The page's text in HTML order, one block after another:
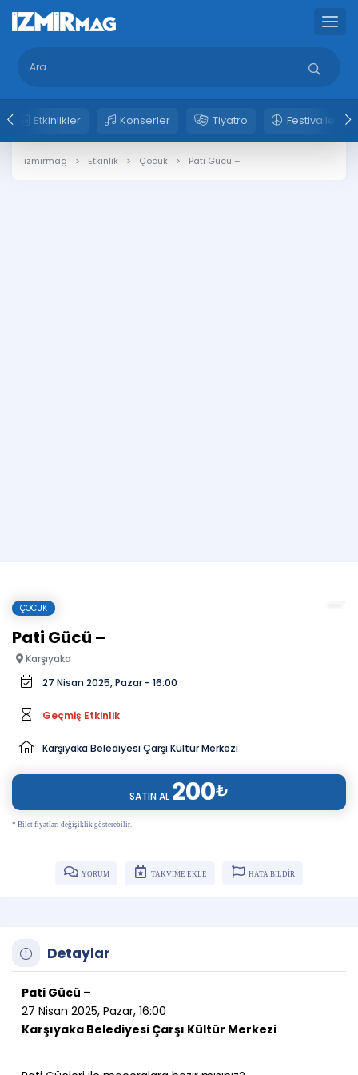
Etkinlikler Konserler Tiyatro Festivaller
izmirmag Etkinlik Çocuk Pati Gücü –
ÇOCUK
Pati Gücü –
Karşıyaka
27 Nisan 2025, Pazar - 16:00
Geçmiş Etkinlik
Karşıyaka Belediyesi Çarşı Kültür Merkezi
SATIN AL 200₺
* Bilet fiyatları değişiklik gösterebilir.
YORUM TAKVİME EKLE HATA BİLDİR
Detaylar
Pati Gücü –
27 Nisan 2025, Pazar, 16:00
Karşıyaka Belediyesi Çarşı Kültür Merkezi